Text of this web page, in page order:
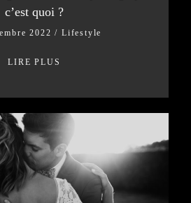
c’est quoi ?
2022/ Lifestyle
LIRE PLUS